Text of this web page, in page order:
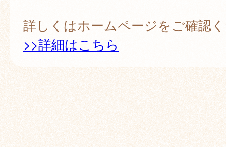
詳しくはホームページをご確認
>>詳細はこちら